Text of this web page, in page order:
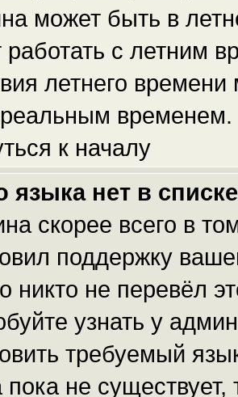
может быть в
работать с летним
летнего
временем.
к началу
языка нет в
скорее всего в
поддержку
никто не перевёл
узнать у
требуемый
пока не